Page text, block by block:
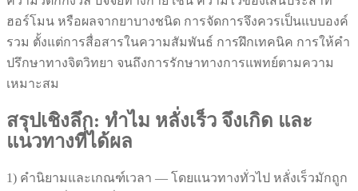
ฮอร์โมน หรือผลจากยาบางชนิด การจัดการจึงควรเป็นแบบองค์
รวม ตั้งแต่การสื่อสารในความสัมพันธ์ การฝึกเทคนิค การให้คำ
ปรึกษาทางจิตวิทยา จนถึงการรักษาทางการแพทย์ตามความ
เหมาะสม
สรุปเชิงลึก: ทำไม หลั่งเร็ว จึงเกิด และ
แนวทางที่ได้ผล
1) คำนิยามและเกณฑ์เวลา — โดยแนวทางทั่วไป หลั่งเร็วมักถูก